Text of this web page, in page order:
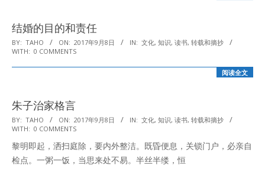
结婚的目的和责任
2017-
09-
08
BY: TAHO ON: 2017年9月8日 IN: 文化, 知识, 读书, 转载和摘抄
WITH: 0 COMMENTS
阅读全文
朱子治家格言
2017-
09-
08
BY: TAHO ON: 2017年9月8日 IN: 文化, 知识, 读书, 转载和摘抄
WITH: 0 COMMENTS
黎明即起，洒扫庭除，要内外整洁。既昏便息，关锁门户，必亲自
检点。一粥一饭，当思来处不易。半丝半缕，恒